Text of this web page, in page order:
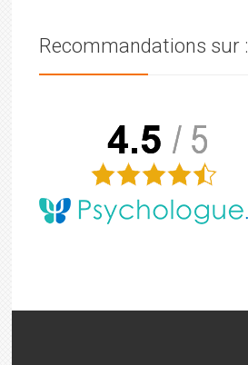
Recommandations sur :